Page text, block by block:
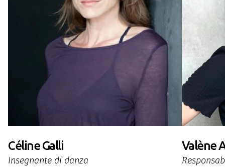
Céline Galli
Insegnante di danza
Valène